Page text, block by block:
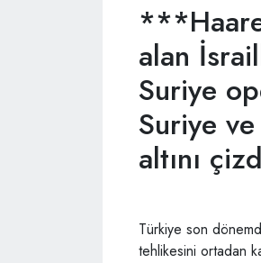
alan
Suriye
Suriye
altını
Türkiye son
tehlikesini ortadan